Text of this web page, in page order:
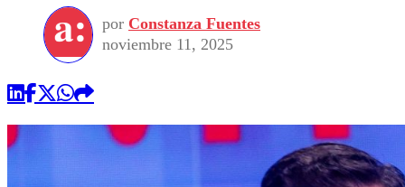
por Constanza Fuentes
noviembre 11, 2025